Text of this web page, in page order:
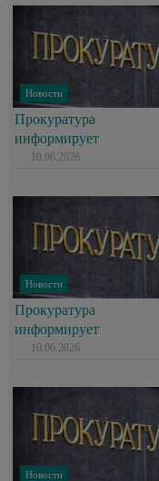
Новости
Прокуратура
информирует
10.06.2026
Новости
Прокуратура
информирует
10.06.2026
Новости